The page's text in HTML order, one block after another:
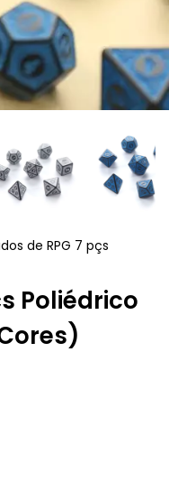
de RPG 7 pçs
Poliédrico